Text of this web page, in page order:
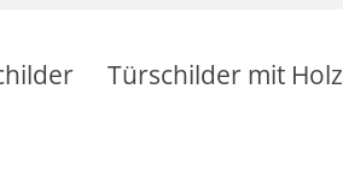
Türschilder mit Holz